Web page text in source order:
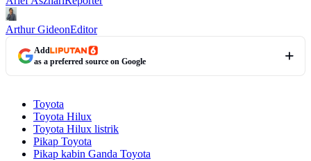
Arthur GideonEditor
Add
as a preferred source on Google
Toyota
Toyota Hilux
Toyota Hilux listrik
Pikap Toyota
Pikap kabin Ganda Toyota